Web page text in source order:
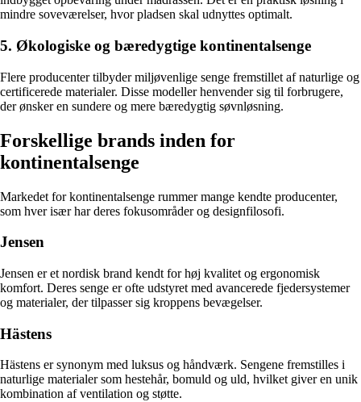
mindre soveværelser, hvor pladsen skal udnyttes optimalt.
5. Økologiske og bæredygtige kontinentalsenge
Flere producenter tilbyder miljøvenlige senge fremstillet af naturlige og
certificerede materialer. Disse modeller henvender sig til forbrugere,
der ønsker en sundere og mere bæredygtig søvnløsning.
Forskellige brands inden for
kontinentalsenge
Markedet for kontinentalsenge rummer mange kendte producenter,
som hver især har deres fokusområder og designfilosofi.
Jensen
Jensen er et nordisk brand kendt for høj kvalitet og ergonomisk
komfort. Deres senge er ofte udstyret med avancerede fjedersystemer
og materialer, der tilpasser sig kroppens bevægelser.
Hästens
Hästens er synonym med luksus og håndværk. Sengene fremstilles i
naturlige materialer som hestehår, bomuld og uld, hvilket giver en unik
kombination af ventilation og støtte.